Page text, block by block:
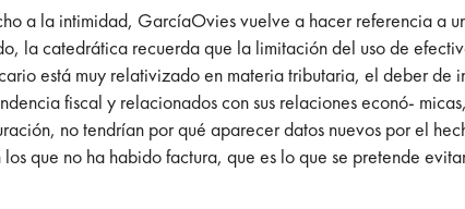
a la intimidad, GarcíaOvies vuelve a hacer referencia a
la catedrática recuerda que la limitación del uso de
está muy relativizado en materia tributaria, el deber de
fiscal y relacionados con sus relaciones econó-
no tendrían por qué aparecer datos nuevos por el
que no ha habido factura, que es lo que se pretende